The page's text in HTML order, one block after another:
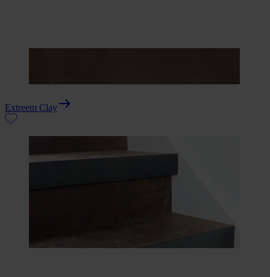
Extreem Clay